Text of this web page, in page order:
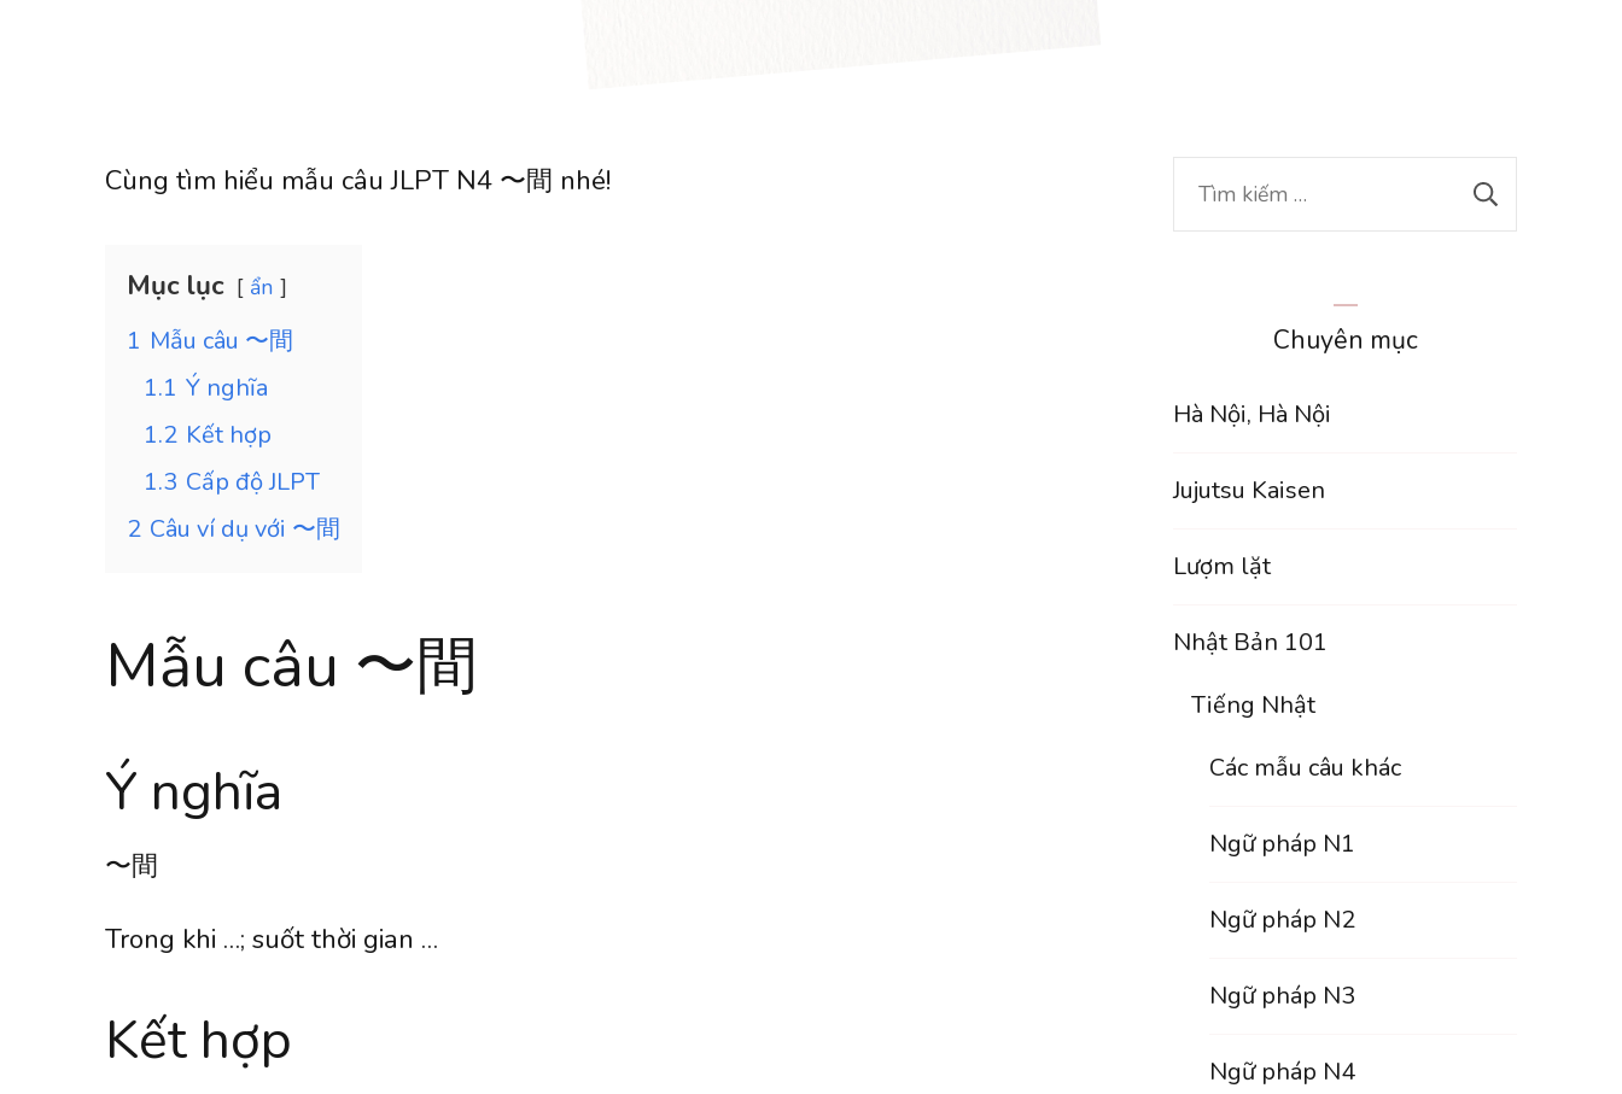
Cùng tìm hiểu mẫu câu JLPT N4 〜間 nhé!
Mục lục ẩn
1 Mẫu câu 〜間
1.1 Ý nghĩa
1.2 Kết hợp
1.3 Cấp độ JLPT
2 Câu ví dụ với 〜間
Mẫu câu 〜間
Ý nghĩa
〜間
Trong khi …; suốt thời gian …
Kết hợp
Tìm
kiếm
Chuyên mục
Hà Nội, Hà Nội
Jujutsu Kaisen
Lượm lặt
Nhật Bản 101
Tiếng Nhật
Các mẫu câu khác
Ngữ pháp N1
Ngữ pháp N2
Ngữ pháp N3
Ngữ pháp N4